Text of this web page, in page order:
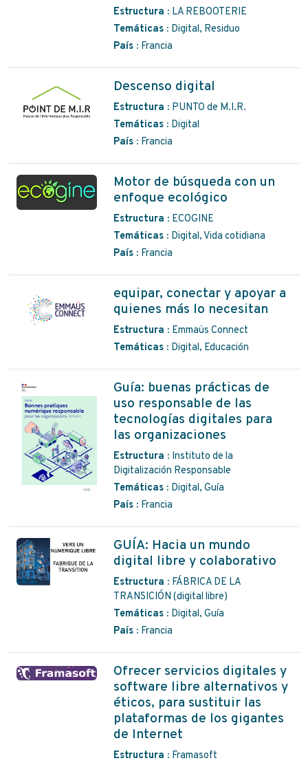
Estructura : LA REBOOTERIE
Temáticas : Digital, Residuo
País : Francia
Descenso digital
Estructura : PUNTO de M.I.R.
Temáticas : Digital
País : Francia
Motor de búsqueda con un
enfoque ecológico
Estructura : ECOGINE
Temáticas : Digital, Vida cotidiana
País : Francia
equipar, conectar y apoyar a
quienes más lo necesitan
Estructura : Emmaüs Connect
Temáticas : Digital, Educación
Guía: buenas prácticas de
uso responsable de las
tecnologías digitales para
las organizaciones
Estructura : Instituto de la
Digitalización Responsable
Temáticas : Digital, Guía
País : Francia
GUÍA: Hacia un mundo
digital libre y colaborativo
Estructura : FÁBRICA DE LA
TRANSICIÓN (digital libre)
Temáticas : Digital, Guía
País : Francia
Ofrecer servicios digitales y
software libre alternativos y
éticos, para sustituir las
plataformas de los gigantes
de Internet
Estructura : Framasoft